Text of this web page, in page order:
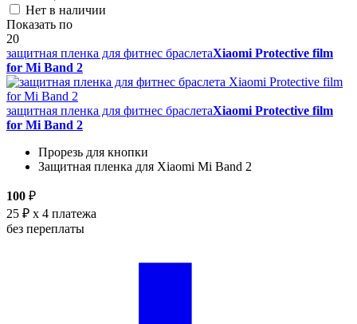
Нет в наличии
Показать по
20
защитная пленка для фитнес браслетаXiaomi Protective film
for Mi Band 2
защитная пленка для фитнес браслетаXiaomi Protective film
for Mi Band 2
Прорезь для кнопки
Защитная пленка для Xiaomi Mi Band 2
100 ₽
25 ₽ x 4 платежа
без переплаты